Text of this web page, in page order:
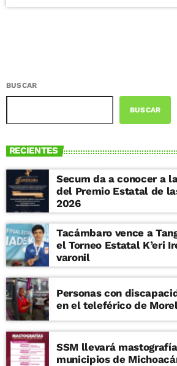
BUSCAR
BUSCAR
RECIENTES
Secum da a conocer a
del Premio Estatal de
2026
Tacámbaro vence a
el Torneo Estatal K’eri
varonil
Personas con
en el teleférico de
SSM llevará
municipios de